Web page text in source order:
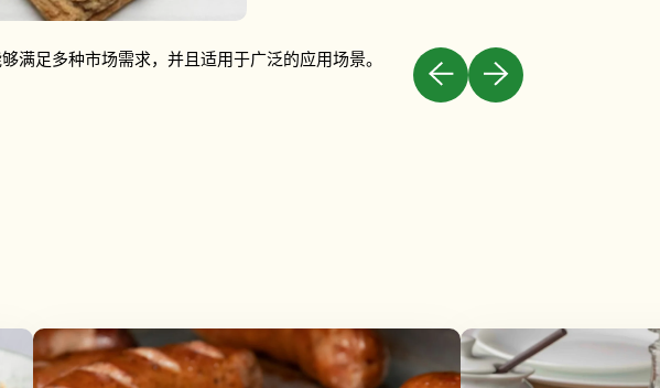
满足多种市场需求，并且适用于广泛的应用场景。